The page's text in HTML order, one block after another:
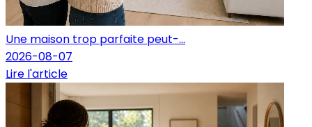
Une maison trop parfaite peut-...
2026-08-07
Lire l'article